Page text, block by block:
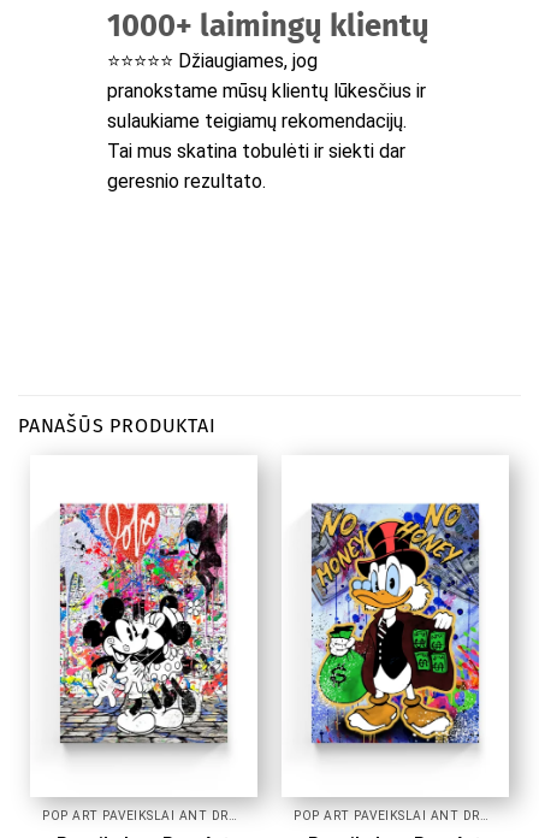
1000+ laimingų klientų
⭐⭐⭐⭐⭐ Džiaugiames, jog
pranokstame mūsų klientų lūkesčius ir
sulaukiame teigiamų rekomendacijų.
Tai mus skatina tobulėti ir siekti dar
geresnio rezultato.
PANAŠŪS PRODUKTAI